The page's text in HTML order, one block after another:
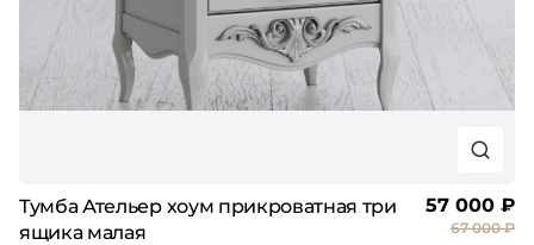
Тумба Ательер хоум прикроватная три
ящика малая
57 000 ₽
67 000 ₽